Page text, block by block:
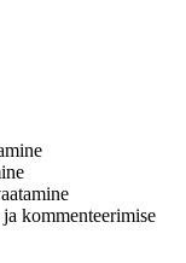
kommenteerimise